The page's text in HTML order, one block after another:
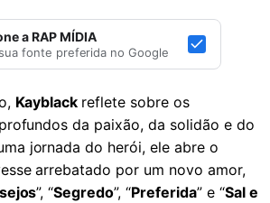
a RAP MÍDIA
fonte preferida no Google
Kayblack reflete sobre os
da paixão, da solidão e do
jornada do herói, ele abre o
arrebatado por um novo amor,
”, “Segredo”, “Preferida” e “Sal e